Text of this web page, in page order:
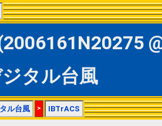
タル台風
ル台風 > IBTrACS